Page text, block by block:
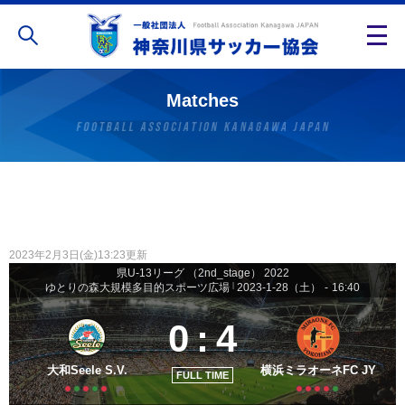
Matches
2023年2月3日(金)13:23更新
県U-13リーグ （2nd_stage） 2022
ゆとりの森大規模多目的スポーツ広場 2023-1-28（土） - 16:40
大和Seele S.V.
0:4
FULL TIME 横浜ミラオーネFC JY